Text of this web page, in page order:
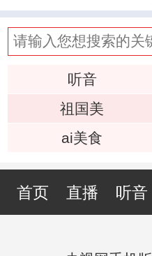
听音
祖国美
ai美食
首页 直播 听音